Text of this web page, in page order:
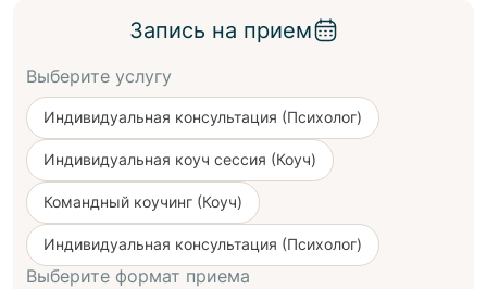
Запись на прием
Выберите услугу
Индивидуальная консультация (Психолог)
Индивидуальная коуч сессия (Коуч)
Командный коучинг (Коуч)
Индивидуальная консультация (Психолог)
Выберите формат приема